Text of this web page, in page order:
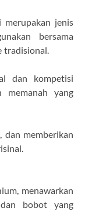
jenis
bersama
tradisional.
dan kompetisi
memanah yang
dan memberikan
menawarkan
dan bobot yang